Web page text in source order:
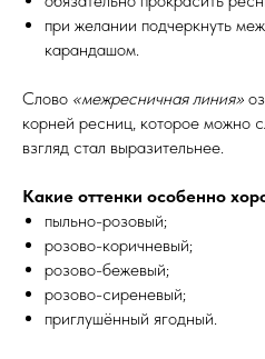
при желании подчеркнуть
карандашом.
Слово «межресничная линия»
корней ресниц, которое можно
взгляд стал выразительнее.
Какие оттенки особенно
пыльно-розовый;
розово-коричневый;
розово-бежевый;
розово-сиреневый;
приглушённый ягодный.